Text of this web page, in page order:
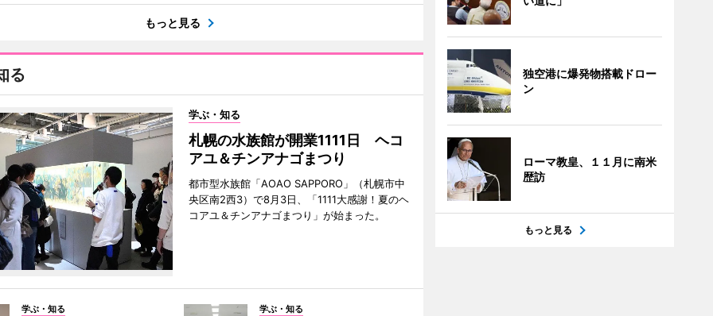
もっと見る
る
学ぶ・知る
札幌の水族館が開業1111日 ヘコ
アユ＆チンアナゴまつり
都市型水族館「AOAO SAPPORO」（札幌市中
央区南2西3）で8月3日、「1111大感謝！夏のヘ
コアユ＆チンアナゴまつり」が始まった。
学ぶ・知る 学ぶ・知る
独空港に爆発物搭載ドロー
ン
ローマ教皇、１１月に南米
歴訪
もっと見る